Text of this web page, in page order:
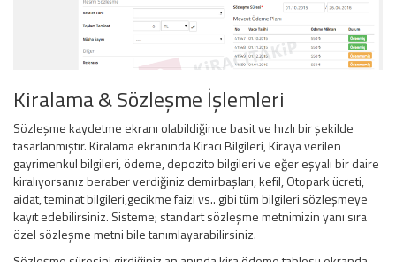
Kiralama & Sözleşme İşlemleri
Sözleşme kaydetme ekranı olabildiğince basit ve hızlı bir şekilde
tasarlanmıştır. Kiralama ekranında Kiracı Bilgileri, Kiraya verilen
gayrimenkul bilgileri, ödeme, depozito bilgileri ve eğer eşyalı bir daire
kiralıyorsanız beraber verdiğiniz demirbaşları, kefil, Otopark ücreti,
aidat, teminat bilgileri,gecikme faizi vs.. gibi tüm bilgileri sözleşmeye
kayıt edebilirsiniz. Sisteme; standart sözleşme metnimizin yanı sıra
özel sözleşme metni bile tanımlayarabilirsiniz.